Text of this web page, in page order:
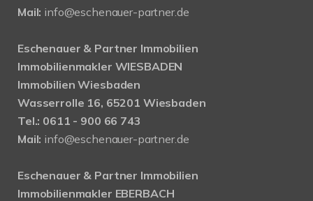
Mail: info@eschenauer-partner.de
Eschenauer & Partner Immobilien
Immobilienmakler WIESBADEN
Immobilien Wiesbaden
Wasserrolle 16, 65201 Wiesbaden
Tel.: 0611 - 900 66 743
Mail: info@eschenauer-partner.de
Eschenauer & Partner Immobilien
Immobilienmakler EBERBACH